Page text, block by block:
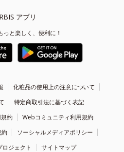
アプリ
っと楽しく、便利に！
化粧品の使用上の注意について
特定商取引法に基づく表記
約
Webコミュニティ利用規約
約
ソーシャルメディアポリシー
ジェクト
サイトマップ